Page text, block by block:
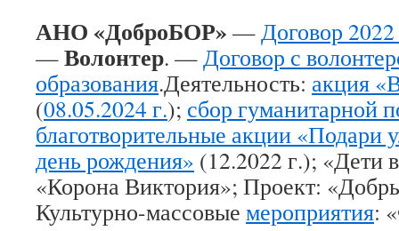
АНО «ДоброБОР» —Договор 2022
—Волонтер. —Договор с
образования.Деятельность: акция
(08.05.2024 г.); сбор гуманитарной
благотворительные акции «Подари
день рождения» (12.2022 г.); «Дети
«Корона Виктория»; Проект:
Культурно-массовые мероприятия: